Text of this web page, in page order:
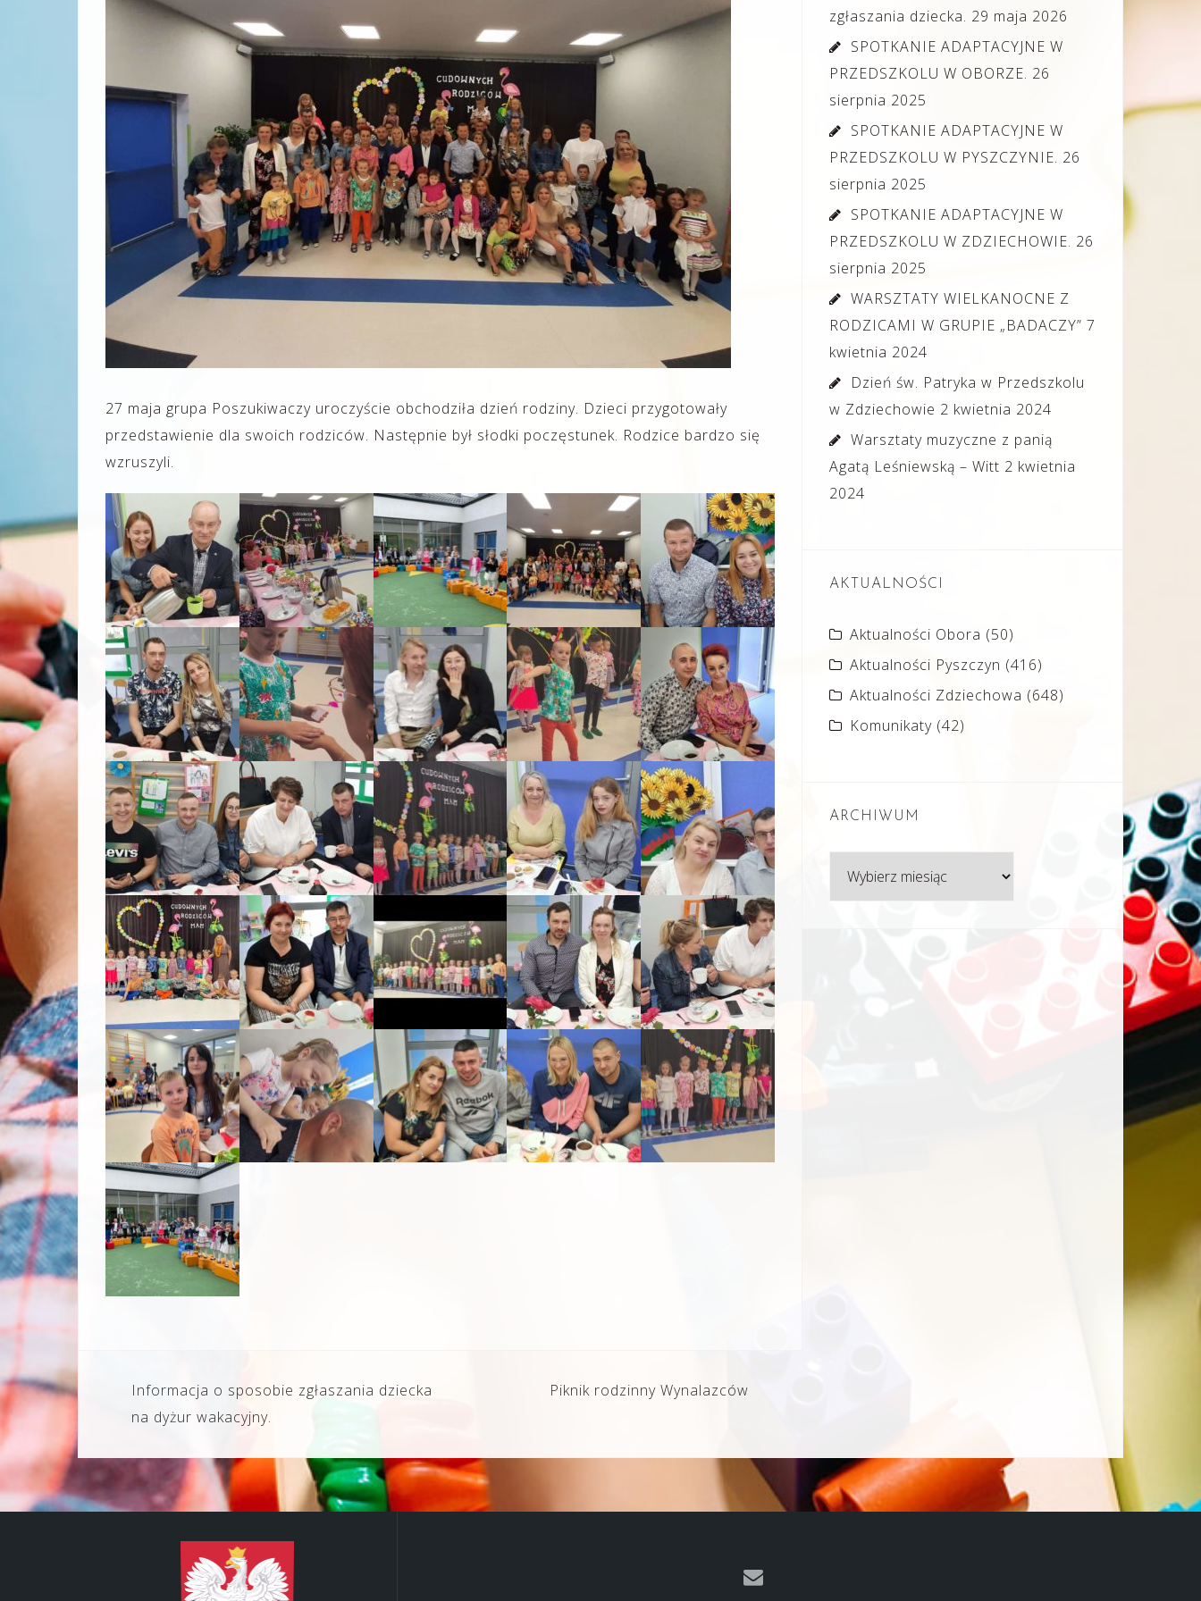
27 maja grupa Poszukiwaczy uroczyście obchodziła dzień rodziny. Dzieci przygotowały
przedstawienie dla swoich rodziców. Następnie był słodki poczęstunek. Rodzice bardzo się
wzruszyli.
Nawigacja
wpisu
Informacja o sposobie zgłaszania dziecka
na dyżur wakacyjny.
Piknik rodzinny Wynalazców
zgłaszania dziecka. 29 maja 2026
SPOTKANIE ADAPTACYJNE W
PRZEDSZKOLU W OBORZE. 26
sierpnia 2025
SPOTKANIE ADAPTACYJNE W
PRZEDSZKOLU W PYSZCZYNIE. 26
sierpnia 2025
SPOTKANIE ADAPTACYJNE W
PRZEDSZKOLU W ZDZIECHOWIE. 26
sierpnia 2025
WARSZTATY WIELKANOCNE Z
RODZICAMI W GRUPIE „BADACZY” 7
kwietnia 2024
Dzień św. Patryka w Przedszkolu
w Zdziechowie 2 kwietnia 2024
Warsztaty muzyczne z panią
Agatą Leśniewską – Witt 2 kwietnia
2024
AKTUALNOŚCI
Aktualności Obora (50)
Aktualności Pyszczyn (416)
Aktualności Zdziechowa (648)
Komunikaty (42)
ARCHIWUM